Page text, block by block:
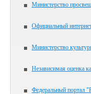
Министерство
Официальный
Министерство
Независимая оценка
Федеральный портал